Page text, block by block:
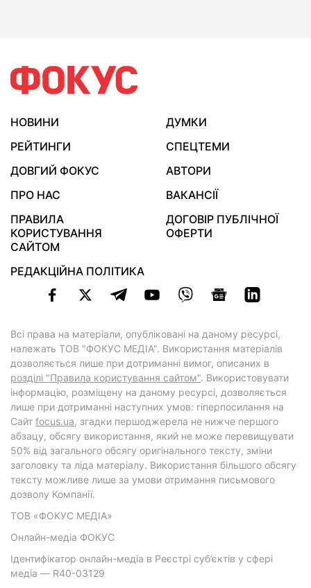
НОВИНИ
ДУМКИ
РЕЙТИНГИ
СПЕЦТЕМИ
ДОВГИЙ ФОКУС
АВТОРИ
ПРО НАС
ВАКАНСІЇ
ПРАВИЛА
КОРИСТУВАННЯ
САЙТОМ
ДОГОВІР ПУБЛІЧНОЇ
ОФЕРТИ
РЕДАКЦІЙНА ПОЛІТИКА
Всі права на матеріали, опубліковані на даному ресурсі,
належать ТОВ "ФОКУС МЕДІА". Використання матеріалів
дозволяється лише при дотриманні вимог, описаних в
розділі "Правила користування сайтом". Використовувати
інформацію, розміщену на даному ресурсі, дозволяється
лише при дотриманні наступних умов: гіперпосилання на
Cайт focus.ua, згадки першоджерела не нижче першого
абзацу, обсягу використання, який не може перевищувати
50% від загального обсягу оригінального тексту, зміни
заголовку та ліда матеріалу. Використання більшого обсягу
тексту можливе лише за умови отримання письмового
дозволу Компанії.
ТОВ «ФОКУС МЕДІА»
Онлайн-медіа ФОКУС
Ідентифікатор онлайн-медіа в Реєстрі суб’єктів у сфері
медіа — R40-03129